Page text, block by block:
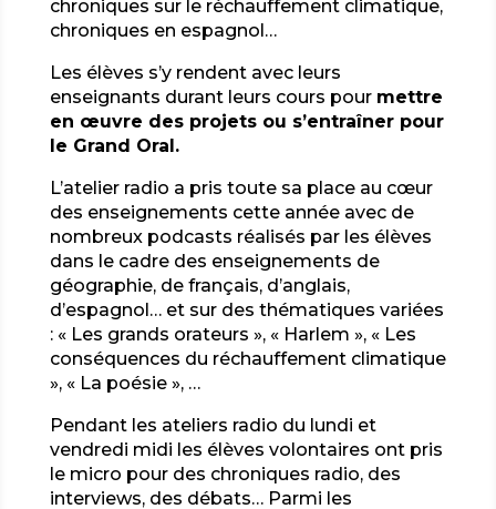
chroniques sur le réchauffement climatique,
chroniques en espagnol…
Les élèves s’y rendent avec leurs
enseignants durant leurs cours pour mettre
en œuvre des projets ou s’entraîner pour
le Grand Oral.
L’atelier radio a pris toute sa place au cœur
des enseignements cette année avec de
nombreux podcasts réalisés par les élèves
dans le cadre des enseignements de
géographie, de français, d’anglais,
d’espagnol… et sur des thématiques variées
: « Les grands orateurs », « Harlem », « Les
conséquences du réchauffement climatique
», « La poésie », …
Pendant les ateliers radio du lundi et
vendredi midi les élèves volontaires ont pris
le micro pour des chroniques radio, des
interviews, des débats… Parmi les